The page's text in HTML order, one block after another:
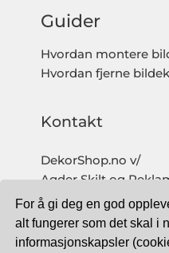
For å gi deg en god
alt fungerer som det skal i
informasjonskapsler
Guider
Hvordan montere
Hvordan fjerne
Kontakt
DekorShop.no v/
Agder Skilt og
Org. nr: 997 633 016
salg@dekorshop.no